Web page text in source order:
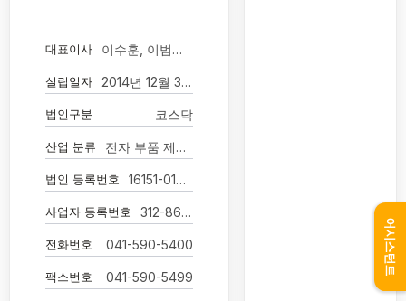
대표이사 이수훈, 이범성(각자대표이사)
설립일자 2014년 12월 31일
법인구분 코스닥
산업 분류 전자 부품 제조업
법인 등록번호 16151-0176036
사업자 등록번호 312-86-74729
전화번호 041-590-5400
팩스번호 041-590-5499
어시스턴트